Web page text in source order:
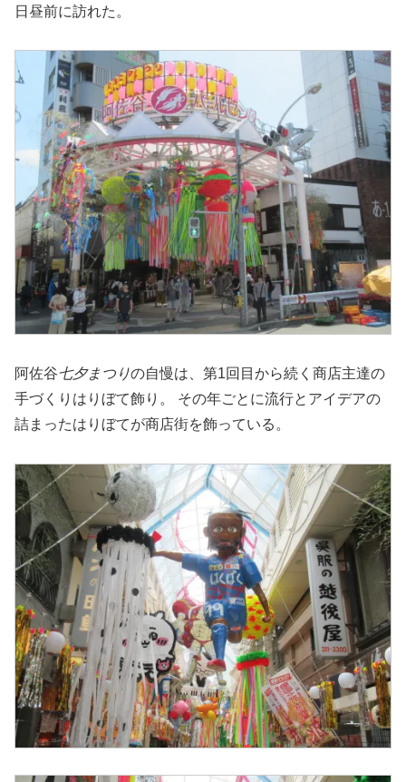
日昼前に訪れた。
阿佐谷七夕まつりの自慢は、第1回目から続く商店主達の
手づくりはりぼて飾り。 その年ごとに流行とアイデアの
詰まったはりぼてが商店街を飾っている。